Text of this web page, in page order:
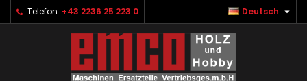
Telefon: +43 2236 25 223 0 Deutsch 
Ihre Wunschlisten ×
Neue Liste anlegen
Wunschliste erstellen ×
Name der Wunschliste
Anmelden ×
Sie müssen angemeldet sein, um Artikel Ihrer
Wunschliste hinzufügen zu können.